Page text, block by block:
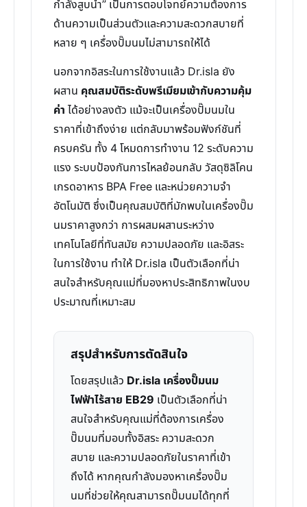
กำลังสูบน้ำ” เป็นการตอบโจทย์ความต้องการ
ด้านความเป็นส่วนตัวและความสะดวกสบายที่
หลาย ๆ เครื่องปั๊มนมไม่สามารถให้ได้
นอกจากอิสระในการใช้งานแล้ว Dr.isla ยัง
ผสาน คุณสมบัติระดับพรีเมียมเข้ากับความคุ้ม
ค่า ได้อย่างลงตัว แม้จะเป็นเครื่องปั๊มนมใน
ราคาที่เข้าถึงง่าย แต่กลับมาพร้อมฟังก์ชันที่
ครบครัน ทั้ง 4 โหมดการทำงาน 12 ระดับความ
แรง ระบบป้องกันการไหลย้อนกลับ วัสดุซิลิโคน
เกรดอาหาร BPA Free และหน่วยความจำ
อัตโนมัติ ซึ่งเป็นคุณสมบัติที่มักพบในเครื่องปั๊ม
นมราคาสูงกว่า การผสมผสานระหว่าง
เทคโนโลยีที่ทันสมัย ความปลอดภัย และอิสระ
ในการใช้งาน ทำให้ Dr.isla เป็นตัวเลือกที่น่า
สนใจสำหรับคุณแม่ที่มองหาประสิทธิภาพในงบ
ประมาณที่เหมาะสม
สรุปสำหรับการตัดสินใจ
โดยสรุปแล้ว Dr.isla เครื่องปั๊มนม
ไฟฟ้าไร้สาย EB29 เป็นตัวเลือกที่น่า
สนใจสำหรับคุณแม่ที่ต้องการเครื่อง
ปั๊มนมที่มอบทั้งอิสระ ความสะดวก
สบาย และความปลอดภัยในราคาที่เข้า
ถึงได้ หากคุณกำลังมองหาเครื่องปั๊ม
นมที่ช่วยให้คุณสามารถปั๊มนมได้ทุกที่